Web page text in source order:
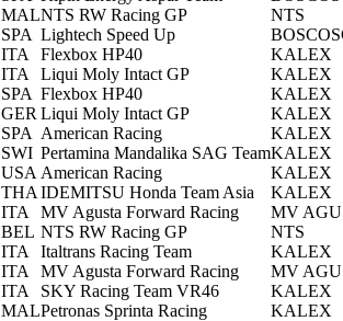
MALNTS RW Racing GP NTS
SPA Lightech Speed Up
ITA Flexbox HP40 KALEX
ITA Liqui Moly Intact GP KALEX
SPA Flexbox HP40 KALEX
GER Liqui Moly Intact GP KALEX
SPA American Racing KALEX
SWI Pertamina Mandalika SAG TeamKALEX
USA American Racing KALEX
THA IDEMITSU Honda Team Asia KALEX
ITA MV Agusta Forward Racing MV
BEL NTS RW Racing GP NTS
ITA Italtrans Racing Team KALEX
ITA MV Agusta Forward Racing MV
ITA SKY Racing Team VR46 KALEX
MALPetronas Sprinta Racing KALEX